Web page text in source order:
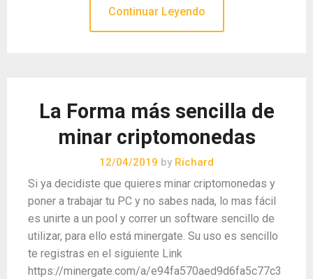
Continuar Leyendo
La Forma más sencilla de
minar criptomonedas
12/04/2019 by Richard
Si ya decidiste que quieres minar criptomonedas y
poner a trabajar tu PC y no sabes nada, lo mas fácil
es unirte a un pool y correr un software sencillo de
utilizar, para ello está minergate. Su uso es sencillo
te registras en el siguiente Link
https://minergate.com/a/e94fa570aed9d6fa5c77c3